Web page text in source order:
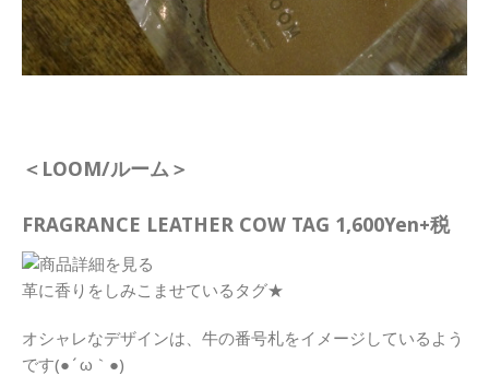
＜LOOM/ルーム＞
FRAGRANCE LEATHER COW TAG 1,600Yen+税
革に香りをしみこませているタグ★
オシャレなデザインは、牛の番号札をイメージしているよう
です(●´ω｀●)